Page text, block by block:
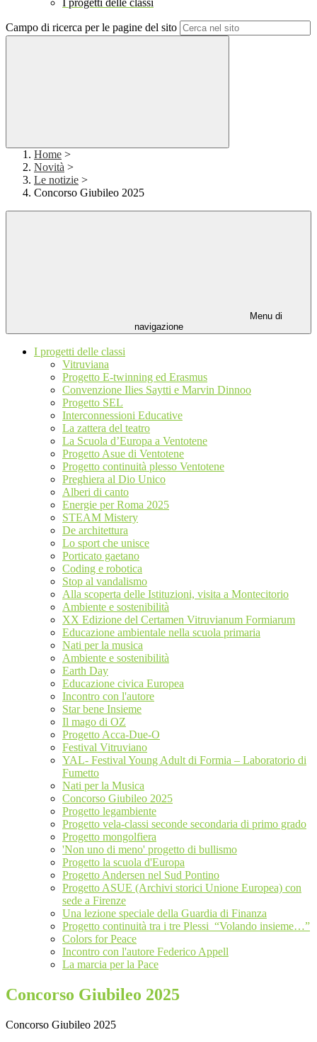
I progetti delle classi
Campo di ricerca per le pagine del sito
Home >
Novità >
Le notizie >
Concorso Giubileo 2025
Menu di
navigazione
I progetti delle classi
Vitruviana
Progetto E-twinning ed Erasmus
Convenzione Ilies Saytti e Marvin Dinnoo
Progetto SEL
Interconnessioni Educative
La zattera del teatro
La Scuola d’Europa a Ventotene
Progetto Asue di Ventotene
Progetto continuità plesso Ventotene
Preghiera al Dio Unico
Alberi di canto
Energie per Roma 2025
STEAM Mistery
De architettura
Lo sport che unisce
Porticato gaetano
Coding e robotica
Stop al vandalismo
Alla scoperta delle Istituzioni, visita a Montecitorio
Ambiente e sostenibilità
XX Edizione del Certamen Vitruvianum Formiarum
Educazione ambientale nella scuola primaria
Nati per la musica
Ambiente e sostenibilità
Earth Day
Educazione civica Europea
Incontro con l'autore
Star bene Insieme
Il mago di OZ
Progetto Acca-Due-O
Festival Vitruviano
YAL- Festival Young Adult di Formia – Laboratorio di
Fumetto
Nati per la Musica
Concorso Giubileo 2025
Progetto legambiente
Progetto vela-classi seconde secondaria di primo grado
Progetto mongolfiera
'Non uno di meno' progetto di bullismo
Progetto la scuola d'Europa
Progetto Andersen nel Sud Pontino
Progetto ASUE (Archivi storici Unione Europea) con
sede a Firenze
Una lezione speciale della Guardia di Finanza
Progetto continuità tra i tre Plessi “Volando insieme…”
Colors for Peace
Incontro con l'autore Federico Appell
La marcia per la Pace
Concorso Giubileo 2025
Concorso Giubileo 2025